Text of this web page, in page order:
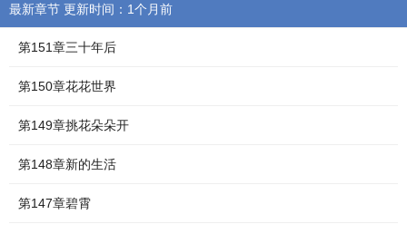
最新章节 更新时间：1个月前
第151章三十年后
第150章花花世界
第149章挑花朵朵开
第148章新的生活
第147章碧霄